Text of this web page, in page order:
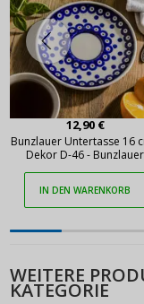
12,90 €
Bunzlauer Untertasse 16
Dekor D-46 - Bunzlauer
IN DEN WARENKORB
WEITERE
KATEGORIE